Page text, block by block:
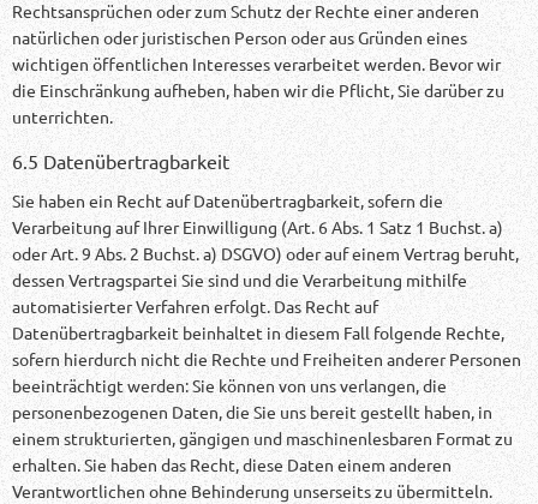
Rechtsansprüchen oder zum Schutz der Rechte einer anderen
natürlichen oder juristischen Person oder aus Gründen eines
wichtigen öffentlichen Interesses verarbeitet werden. Bevor wir
die Einschränkung aufheben, haben wir die Pflicht, Sie darüber zu
unterrichten.
6.5 Datenübertragbarkeit
Sie haben ein Recht auf Datenübertragbarkeit, sofern die
Verarbeitung auf Ihrer Einwilligung (Art. 6 Abs. 1 Satz 1 Buchst. a)
oder Art. 9 Abs. 2 Buchst. a) DSGVO) oder auf einem Vertrag beruht,
dessen Vertragspartei Sie sind und die Verarbeitung mithilfe
automatisierter Verfahren erfolgt. Das Recht auf
Datenübertragbarkeit beinhaltet in diesem Fall folgende Rechte,
sofern hierdurch nicht die Rechte und Freiheiten anderer Personen
beeinträchtigt werden: Sie können von uns verlangen, die
personenbezogenen Daten, die Sie uns bereit gestellt haben, in
einem strukturierten, gängigen und maschinenlesbaren Format zu
erhalten. Sie haben das Recht, diese Daten einem anderen
Verantwortlichen ohne Behinderung unserseits zu übermitteln.